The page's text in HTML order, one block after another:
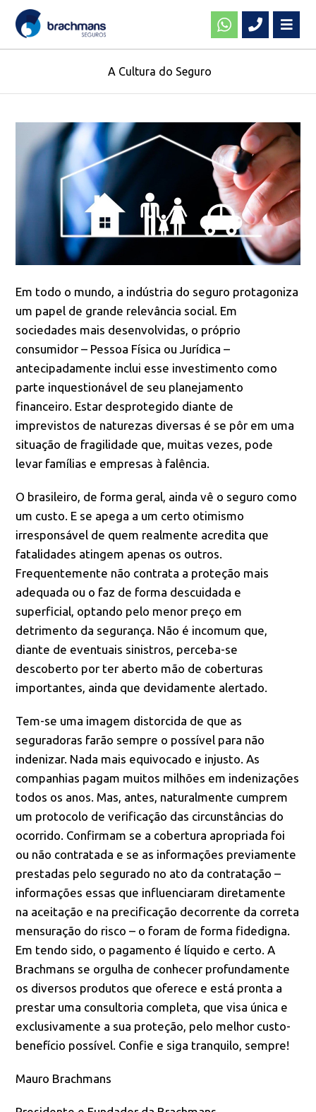
A Cultura do Seguro
Em todo o mundo, a indústria do seguro protagoniza
um papel de grande relevância social. Em
sociedades mais desenvolvidas, o próprio
consumidor – Pessoa Física ou Jurídica –
antecipadamente inclui esse investimento como
parte inquestionável de seu planejamento
financeiro. Estar desprotegido diante de
imprevistos de naturezas diversas é se pôr em uma
situação de fragilidade que, muitas vezes, pode
levar famílias e empresas à falência.
O brasileiro, de forma geral, ainda vê o seguro como
um custo. E se apega a um certo otimismo
irresponsável de quem realmente acredita que
fatalidades atingem apenas os outros.
Frequentemente não contrata a proteção mais
adequada ou o faz de forma descuidada e
superficial, optando pelo menor preço em
detrimento da segurança. Não é incomum que,
diante de eventuais sinistros, perceba-se
descoberto por ter aberto mão de coberturas
importantes, ainda que devidamente alertado.
Tem-se uma imagem distorcida de que as
seguradoras farão sempre o possível para não
indenizar. Nada mais equivocado e injusto. As
companhias pagam muitos milhões em indenizações
todos os anos. Mas, antes, naturalmente cumprem
um protocolo de verificação das circunstâncias do
ocorrido. Confirmam se a cobertura apropriada foi
ou não contratada e se as informações previamente
prestadas pelo segurado no ato da contratação –
informações essas que influenciaram diretamente
na aceitação e na precificação decorrente da correta
mensuração do risco – o foram de forma fidedigna.
Em tendo sido, o pagamento é líquido e certo. A
Brachmans se orgulha de conhecer profundamente
os diversos produtos que oferece e está pronta a
prestar uma consultoria completa, que visa única e
exclusivamente a sua proteção, pelo melhor custo-
benefício possível. Confie e siga tranquilo, sempre!
Mauro Brachmans